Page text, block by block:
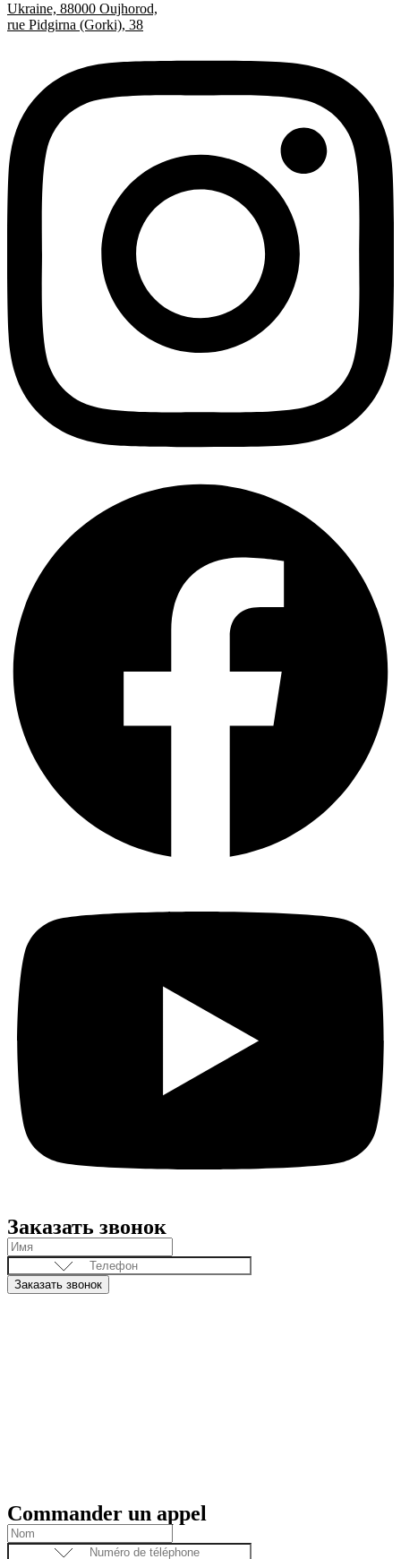
Ukraine, 88000 Oujhorod,
rue Pidgirna (Gorki), 38
Заказать звонок
Заказать звонок
Commander un appel